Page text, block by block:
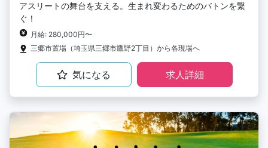
アスリートの舞台を支える。生まれ変わるためのバトンを繋
ぐ！
月給: 280,000円〜
三郷市置場（埼玉県三郷市鷹野2丁目）から各現場へ
気になる 求人詳細